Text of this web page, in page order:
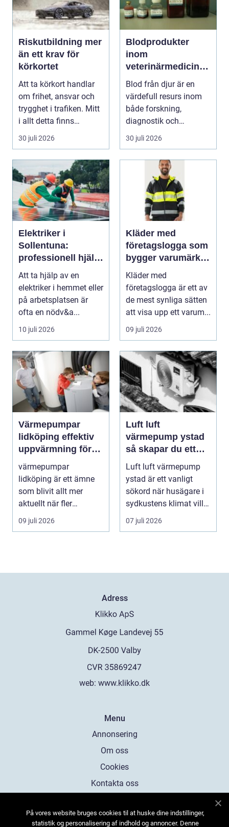
Riskutbildning mer
än ett krav för
körkortet
Att ta körkort handlar
om frihet, ansvar och
trygghet i trafiken. Mitt
i allt detta finns
riskutbild...
30 juli 2026
Blodprodukter
inom
veterinärmedicin
funktion, kvalitet
och användning
Blod från djur är en
värdefull resurs inom
både forskning,
diagnostik och
veterinärmedicin. När
blod...
30 juli 2026
Elektriker i
Sollentuna:
professionell hjälp
när du behöver det
Att ta hjälp av en
elektriker i hemmet eller
på arbetsplatsen är
ofta en nödv&a...
10 juli 2026
Kläder med
företagslogga som
bygger varumärke i
vardagen
Kläder med
företagslogga är ett av
de mest synliga sätten
att visa upp ett varum...
09 juli 2026
Värmepumpar
lidköping effektiv
uppvärmning för
hus och fastigheter
värmepumpar
lidköping är ett ämne
som blivit allt mer
aktuellt när fler
fastighetsägare vill
kombine...
09 juli 2026
Luft luft
värmepump ystad
så skapar du ett
behagligt
inomhusklimat
Året om
Luft luft värmepump
ystad är ett vanligt
sökord när husägare i
sydkustens klimat vill
hitta ett smar...
07 juli 2026
Adress
web: www.klikko.dk
Menu
Annonsering
Om oss
Cookies
Kontakta oss
På vores website bruges cookies til at huske dine indstillinger,
statistik og personalisering af indhold og annoncer. Denne